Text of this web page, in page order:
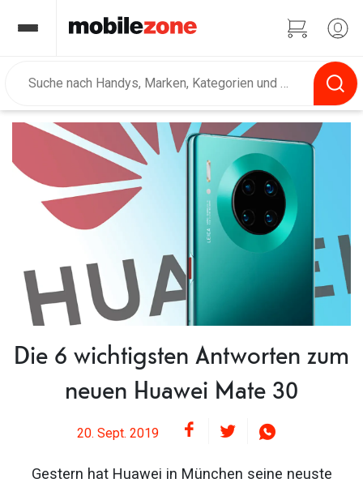
Die 6 wichtigsten Antworten zum
neuen Huawei Mate 30
20. Sept. 2019
Gestern hat Huawei in München seine neuste